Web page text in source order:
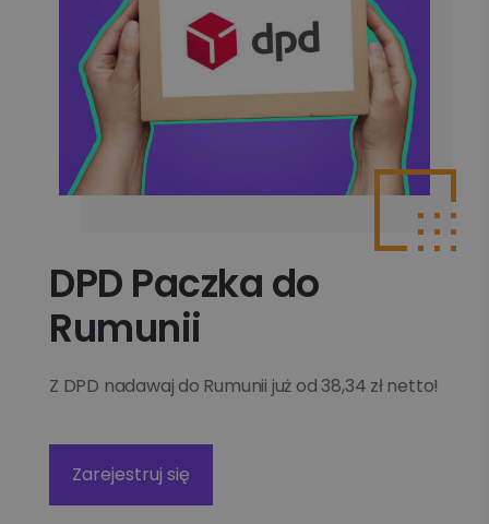
DPD Paczka do
Rumunii
Z DPD nadawaj do Rumunii już od 38,34 zł netto!
Zarejestruj się